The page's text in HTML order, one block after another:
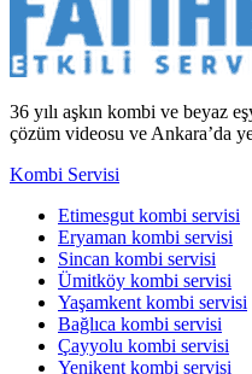
36 yılı aşkın kombi ve beyaz
çözüm videosu ve Ankara’da
Kombi Servisi
Etimesgut kombi servisi
Eryaman kombi servisi
Sincan kombi servisi
Ümitköy kombi servisi
Yaşamkent kombi servisi
Bağlıca kombi servisi
Çayyolu kombi servisi
Yenikent kombi servisi